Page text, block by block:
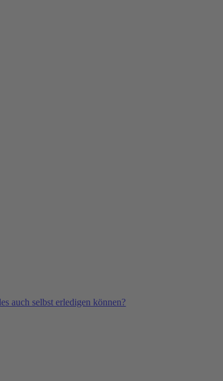
auch selbst erledigen können?